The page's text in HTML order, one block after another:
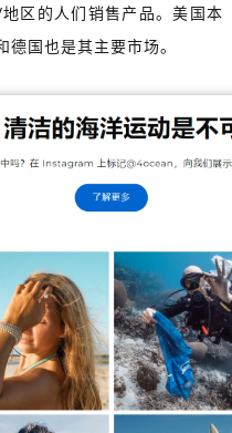
区的人们销售产品。美国本
国也是其主要市场。